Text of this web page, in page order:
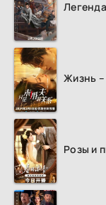
Жизнь
Розы и